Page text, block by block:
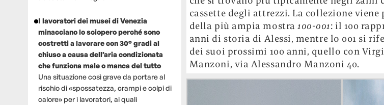
I lavoratori dei musei di Venezia
minacciano lo sciopero perché sono
costretti a lavorare con 30° gradi al
chiuso a causa dell’aria condizionata
che funziona male o manca del tutto
Una situazione così grave da portare al
rischio di «spossatezza, crampi e colpi di
calore» per i lavoratori, ai quali
cassette degli attrezzi. La collezione viene
della più ampia mostra100-001: il 100
anni di storia di Alessi, mentre lo 001 si
dei suoi prossimi 100 anni, quello con
Manzoni, via Alessandro Manzoni 40.